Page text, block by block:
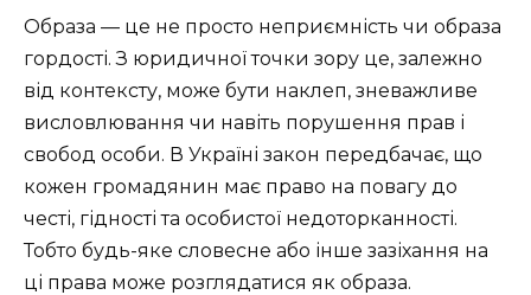
Образа — це не просто неприємність чи образа
гордості. З юридичної точки зору це, залежно
від контексту, може бути наклеп, зневажливе
висловлювання чи навіть порушення прав і
свобод особи. В Україні закон передбачає, що
кожен громадянин має право на повагу до
честі, гідності та особистої недоторканності.
Тобто будь-яке словесне або інше зазіхання на
ці права може розглядатися як образа.